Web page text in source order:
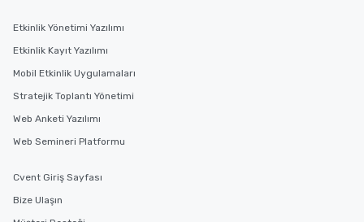
Etkinlik Yönetimi Yazılımı
Etkinlik Kayıt Yazılımı
Mobil Etkinlik Uygulamaları
Stratejik Toplantı Yönetimi
Web Anketi Yazılımı
Web Semineri Platformu
Cvent Giriş Sayfası
Bize Ulaşın